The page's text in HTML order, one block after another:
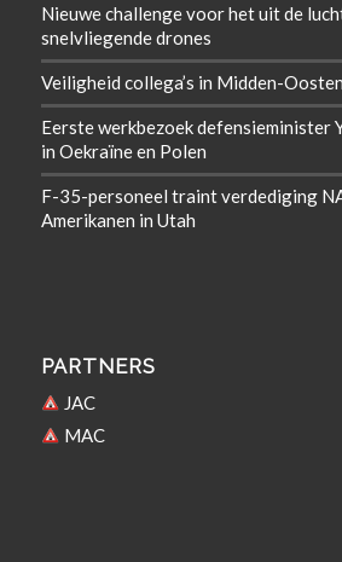
Nieuwe challenge voor het uit de
snelvliegende drones
Veiligheid collega’s in Midden-
Eerste werkbezoek defensieminister
in Oekraïne en Polen
F-35-personeel traint verdediging
Amerikanen in Utah
PARTNERS
JAC
MAC